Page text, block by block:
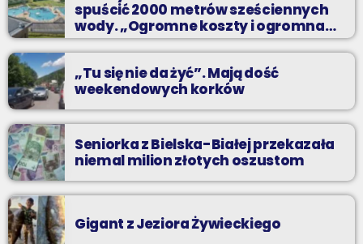
spuścić 2000 metrów sześciennych
wody. „Ogromne koszty i ogromna
praca”
„Tu się nie da żyć”. Mają dość
weekendowych korków
Seniorka z Bielska-Białej przekazała
niemal milion złotych oszustom
Gigant z Jeziora Żywieckiego